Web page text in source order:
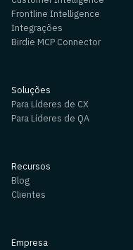
Frontline Intelligence
Integrações
Birdie MCP Connector
Soluções
Para Líderes de CX
Para Líderes de QA
Recursos
Blog
Clientes
Empresa